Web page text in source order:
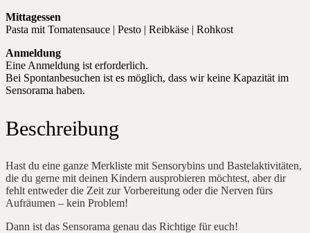
Mittagessen
Pasta mit Tomatensauce | Pesto | Reibkäse | Rohkost
Anmeldung
Eine Anmeldung ist erforderlich.
Bei Spontanbesuchen ist es möglich, dass wir keine Kapazität im
Sensorama haben.
Beschreibung
Hast du eine ganze Merkliste mit Sensorybins und Bastelaktivitäten,
die du gerne mit deinen Kindern ausprobieren möchtest, aber dir
fehlt entweder die Zeit zur Vorbereitung oder die Nerven fürs
Aufräumen – kein Problem!
Dann ist das Sensorama genau das Richtige für euch!